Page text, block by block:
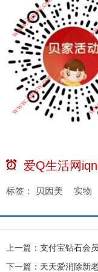
爱Q生活网
标签： 贝因美 实物
上一篇： 支付宝钻石会
下一篇： 天天爱消除新